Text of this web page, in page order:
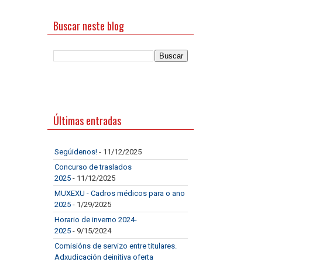
Buscar neste blog
Últimas entradas
Segúidenos! - 11/12/2025
Concurso de traslados
2025 - 11/12/2025
MUXEXU - Cadros médicos para o ano
2025 - 1/29/2025
Horario de inverno 2024-
2025 - 9/15/2024
Comisións de servizo entre titulares.
Adxudicación deinitiva oferta